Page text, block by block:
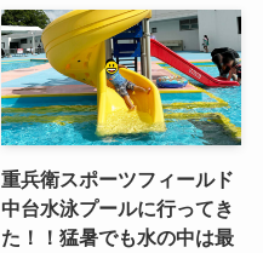
重兵衛スポーツフィールド
中台水泳プールに行ってき
た！！猛暑でも水の中は最